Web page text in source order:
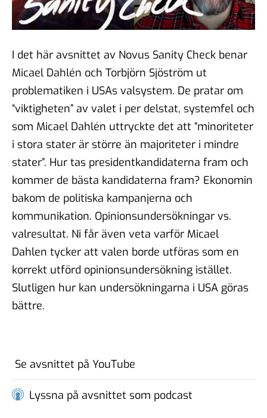
16 jan 2026
#103 - Anna Troberg - Ett
kunskaps- och kulturbärande
samhälle
05 dec 2025
#102 - Brit Stakston - den
goda webben
20 nov 2025
#101 - Ulrika Lindstrand -
ingenjörens roll i ett
välfärdssamhälle
17 okt 2025
03 okt 2025
I det här avsnittet av Novus Sanity Check benar
Micael Dahlén och Torbjörn Sjöström ut
problematiken i USAs valsystem. De pratar om
“viktigheten” av valet i per delstat, systemfel och
som Micael Dahlén uttryckte det att “minoriteter
i stora stater är större än majoriteter i mindre
stater”. Hur tas presidentkandidaterna fram och
kommer de bästa kandidaterna fram? Ekonomin
bakom de politiska kampanjerna och
kommunikation. Opinionsundersökningar vs.
valresultat. Ni får även veta varför Micael
Dahlen tycker att valen borde utföras som en
korrekt utförd opinionsundersökning istället.
Slutligen hur kan undersökningarna i USA göras
bättre.
Se avsnittet på YouTube
Lyssna på avsnittet som podcast